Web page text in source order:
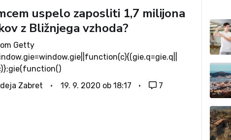
uspelo zaposliti 1,7 milijona
z Bližnjega vzhoda?
Getty
Zabret 19. 9. 2020 ob 18:17 7